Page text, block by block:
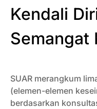
Kendali
Semangat
SUAR merangkum
(elemen-elemen
berdasarkan